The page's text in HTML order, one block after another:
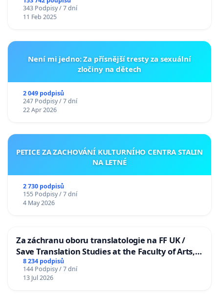
343 Podpisy / 7 dní
11 Feb 2025
Není mi jedno: Za přísnější tresty za sexuální
zločiny na dětech
2 049 podpisů
247 Podpisy / 7 dní
22 Apr 2026
PETICE ZA ZACHOVÁNÍ KULTURNÍHO CENTRA STALIN
NA LETNÉ
2 730 podpisů
155 Podpisy / 7 dní
4 May 2026
Za záchranu oboru translatologie na FF UK /
Save Translation Studies at the Faculty of Arts,
Charles University
8 234 podpisů
144 Podpisy / 7 dní
13 Jul 2026